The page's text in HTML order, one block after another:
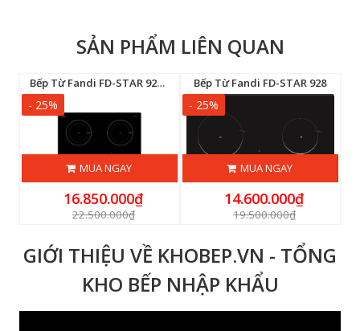
SẢN PHẨM LIÊN QUAN
Bếp Từ Fandi FD-STAR 928 MS
- 25%
MUA NGAY
16.850.000₫
22.500.000₫
Bếp Từ Fandi FD-STAR 928
- 25%
MUA NGAY
14.600.000₫
19.500.000₫
GIỚI THIỆU VỀ KHOBEP.VN - TỔNG
KHO BẾP NHẬP KHẨU